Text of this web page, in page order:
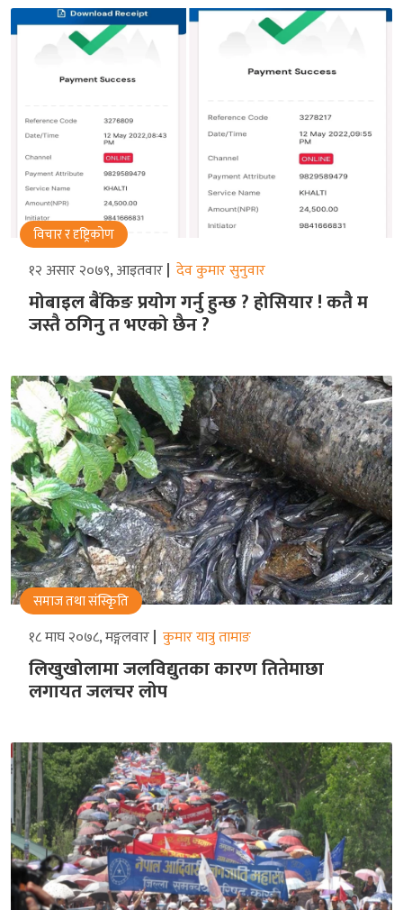
विचार र दृष्ट्रिकोण
१२ असार २०७९, आइतवार देव कुमार सुनुवार
मोबाइल बैंकिङ प्रयोग गर्नु हुन्छ ? होसियार ! कतै म
जस्तै ठगिनु त भएको छैन ?
समाज तथा संस्किृति
१८ माघ २०७८, मङ्गलवार कुमार यात्रु तामाङ
लिखुखोलामा जलविद्युतका कारण तितेमाछा
लगायत जलचर लोप